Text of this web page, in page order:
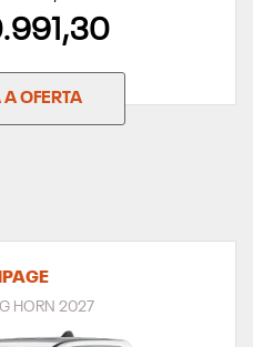
OFERTA
HORN 2027